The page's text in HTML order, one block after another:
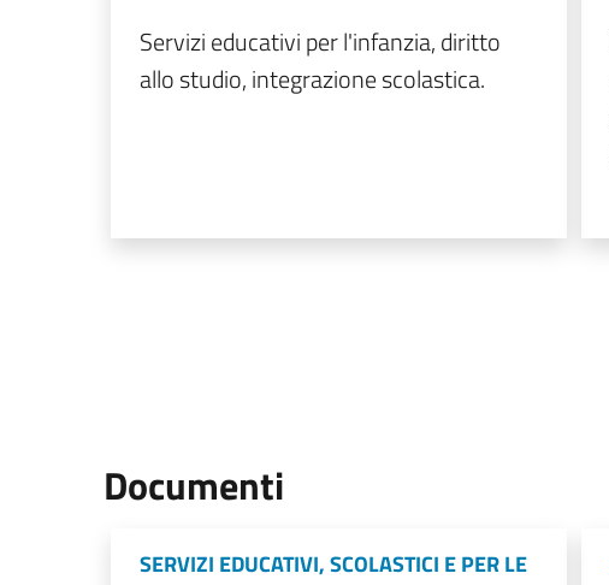
Servizi educativi per l'infanzia, diritto
allo studio, integrazione scolastica.
Documenti
SERVIZI EDUCATIVI, SCOLASTICI E PER LE